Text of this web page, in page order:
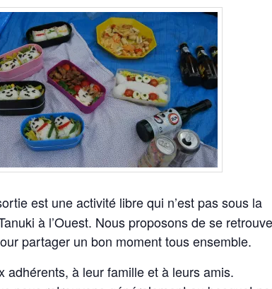
est une activité libre qui n’est pas sous la
à l’Ouest. Nous proposons de se
partager un bon moment tous ensemble.
adhérents, à leur famille et à leurs amis.